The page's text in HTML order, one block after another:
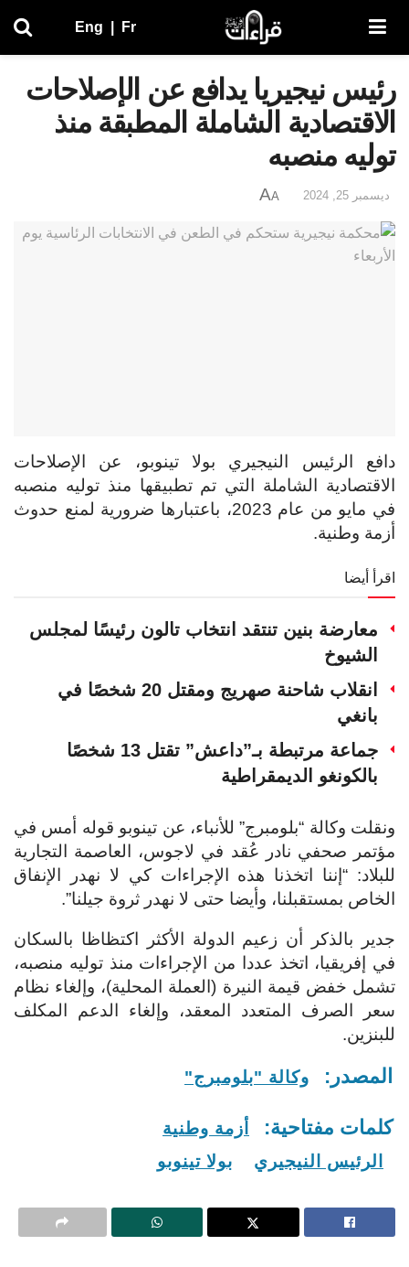
Eng Fr
رئيس نيجيريا يدافع عن الإصلاحات
الاقتصادية الشاملة المطبقة منذ
توليه منصبه
ديسمبر 25, 2024 A
A
دافع الرئيس النيجيري بولا تينوبو، عن الإصلاحات
الاقتصادية الشاملة التي تم تطبيقها منذ توليه منصبه
في مايو من عام 2023، باعتبارها ضرورية لمنع حدوث
أزمة وطنية.
اقرأ أيضا
معارضة بنين تنتقد انتخاب تالون رئيسًا لمجلس
الشيوخ
انقلاب شاحنة صهريج ومقتل 20 شخصًا في
بانغي
جماعة مرتبطة بـ”داعش” تقتل 13 شخصًا
بالكونغو الديمقراطية
ونقلت وكالة “بلومبرج” للأنباء، عن تينوبو قوله أمس في
مؤتمر صحفي نادر عُقد في لاجوس، العاصمة التجارية
للبلاد: “إننا اتخذنا هذه الإجراءات كي لا نهدر الإنفاق
الخاص بمستقبلنا، وأيضا حتى لا نهدر ثروة جيلنا”.
جدير بالذكر أن زعيم الدولة الأكثر اكتظاظا بالسكان
في إ فريقيا، اتخذ عددا من الإجراءات منذ توليه منصبه،
تشمل خفض قيمة النيرة (العملة المحلية)، وإلغاء نظام
سعر الصرف المتعدد المعقد، وإلغاء الدعم المكلف
للبنزين.
المصدر: وكالة "بلومبرج"
كلمات مفتاحية:
أزمة وطنية
الرئيس النيجيري
بولا تينوبو